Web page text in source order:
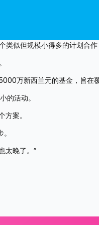
似但规模小得多的计划合作
。
万新西兰元的基金，旨在
的活动。
案。
太晚了。”